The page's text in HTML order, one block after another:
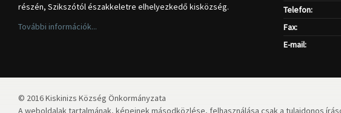
részén, Szikszótól északkeletre elhelyezkedő kisközség.
További információk...
Telefon:
Fax:
E-mail:
© 2016 Kiskinizs Község Önkormányzata
A weboldalak tartalmának, képeinek másodközlése, felhasználása csak a tulajdonos